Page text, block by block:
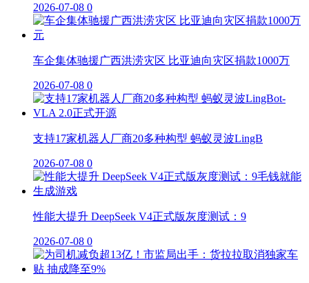
2026-07-08 0
车企集体驰援广西洪涝灾区 比亚迪向灾区捐款1000万
2026-07-08 0
支持17家机器人厂商20多种构型 蚂蚁灵波LingB
2026-07-08 0
性能大提升 DeepSeek V4正式版灰度测试：9
2026-07-08 0